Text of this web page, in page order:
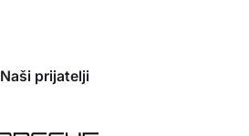
Naši prijatelji